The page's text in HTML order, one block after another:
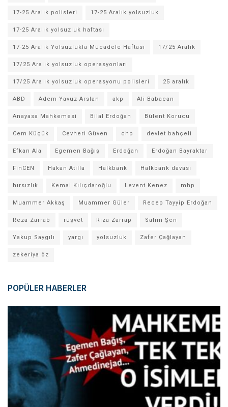
17-25 Aralık polisleri 17-25 Aralık yolsuzluk
17-25 Aralık yolsuzluk haftası
17-25 Aralık Yolsuzlukla Mücadele Haftası 17/25 Aralık
17/25 Aralık yolsuzluk operasyonları
17/25 Aralık yolsuzluk operasyonu polisleri 25 aralık
ABD Adem Yavuz Arslan akp Ali Babacan
Anayasa Mahkemesi Bilal Erdoğan Bülent Korucu
Cem Küçük Cevheri Güven chp devlet bahçeli
Efkan Ala Egemen Bağış Erdoğan Erdoğan Bayraktar
FinCEN Hakan Atilla Halkbank Halkbank davası
hırsızlık Kemal Kılıçdaroğlu Levent Kenez mhp
Muammer Akkaş Muammer Güler Recep Tayyip Erdoğan
Reza Zarrab rüşvet Rıza Zarrap Salim Şen
Yakup Saygılı yargı yolsuzluk Zafer Çağlayan
zekeriya öz
POPÜLER HABERLER